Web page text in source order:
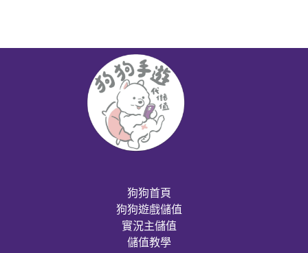
狗狗首頁
狗狗遊戲儲值
實況主儲值
儲值教學